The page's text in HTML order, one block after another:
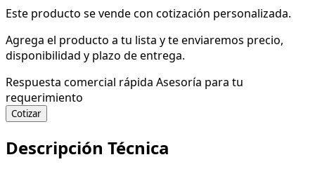
Este producto se vende con cotización personalizada.
Agrega el producto a tu lista y te enviaremos precio,
disponibilidad y plazo de entrega.
Respuesta comercial rápida Asesoría para tu
requerimiento
Cotizar
Descripción Técnica